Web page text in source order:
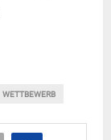
WETTBEWERB